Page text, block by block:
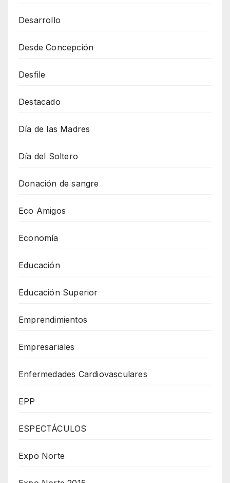
Desarrollo
Desde Concepción
Desfile
Destacado
Día de las Madres
Día del Soltero
Donación de sangre
Eco Amigos
Economía
Educación
Educación Superior
Emprendimientos
Empresariales
Enfermedades Cardiovasculares
EPP
ESPECTÁCULOS
Expo Norte